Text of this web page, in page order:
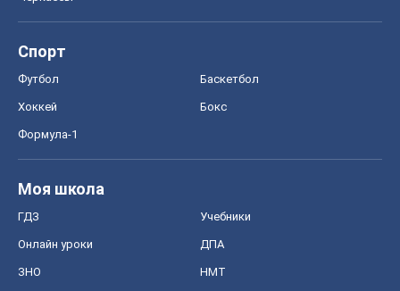
Спорт
Футбол Баскетбол
Хоккей Бокс
Формула-1
Моя школа
ГДЗ Учебники
Онлайн уроки ДПА
ЗНО НМТ